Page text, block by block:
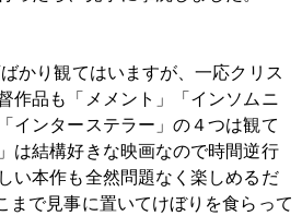
かり観てはいますが、一応クリス
作品も「メメント」「インソムニ
インターステラー」の４つは観て
は結構好きな映画なので時間逆行
い本作も全然問題なく楽しめるだ
まで見事に置いてけぼりを食らって